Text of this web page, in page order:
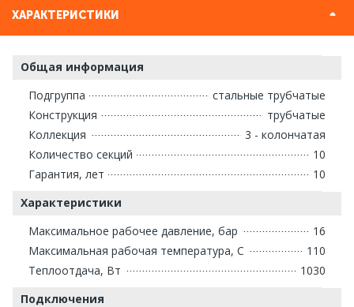
ХАРАКТЕРИСТИКИ
Общая информация
Подгруппа
стальные трубчатые
Конструкция
трубчатые
Коллекция
3 - колончатая
Количество секций
10
Гарантия, лет
10
Характеристики
Максимальное рабочее давление, бар
16
Максимальная рабочая температура, С
110
Теплоотдача, Вт
1030
Подключения